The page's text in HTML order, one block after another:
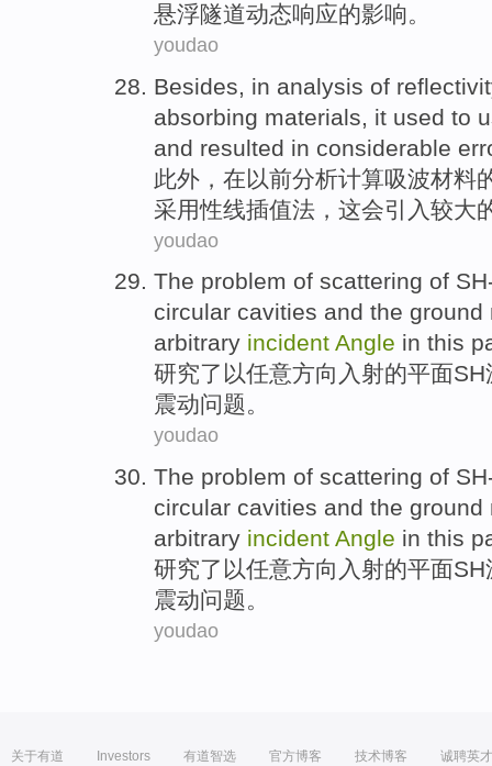
悬浮隧道动态响应的影响。
youdao
Besides in analysis of
absorbing materials , it used to
and resulted in considerable
此外 ， 在以前分析计算吸波材料
采用性线插值法 ， 这会引入 较大
youdao
The problem of scattering of
circular cavities and the ground
arbitrary incident Angle in this
研究了 以任意方向入射的平面SH
震动问题。
youdao
The problem of scattering of
circular cavities and the ground
arbitrary incident Angle in this
研究了 以任意方向入射的平面SH
震动问题。
youdao
关于有道 Investors 有道智选 官方博客 技术博客 诚聘英才